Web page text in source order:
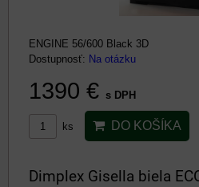
ENGINE 56/600 Black 3D
Dostupnosť: Na otázku
1390 € s DPH
ks DO KOŠÍKA
Dimplex Gisella biela